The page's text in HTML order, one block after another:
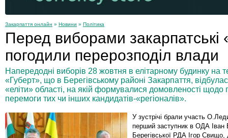
Закарпаття онлайн » Новини » Політика
Перед виборами закарпатські
погодили перерозподіл влади
Напередодні виборів 28 жовтня в елітарному будинку на
«Губерт», що в Берегівському районі Закарпаття,
«еліти» області, на якій формувалися домовленості щодо
перемоги тих чи інших кандидатів-«регіоналів».
У зустрічі брали участь
перший заступник в ОДА Іван
Берегівської РДА Ігор Свищо,